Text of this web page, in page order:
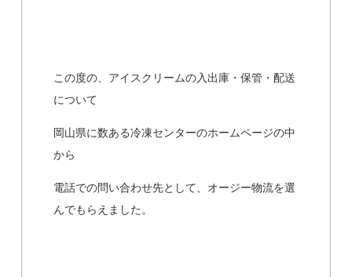
この度の、アイスクリームの入出庫・保管・配送
について
岡山県に数ある冷凍センターのホームページの中
から
電話での問い合わせ先として、オージー物流を選
んでもらえました。